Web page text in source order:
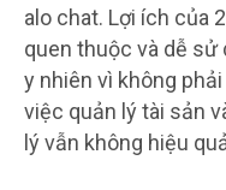
alo chat. Lợi ích của
quen thuộc và dễ sử
y nhiên vì không
việc quản lý tài sản
lý vẫn không hiệu